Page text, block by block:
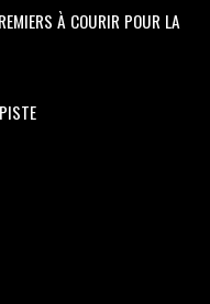
À COURIR POUR LA